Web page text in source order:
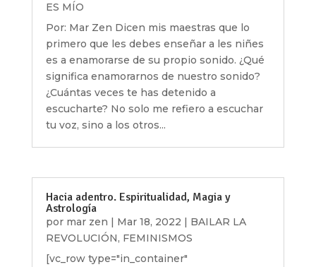
ES MÍO
Por: Mar Zen Dicen mis maestras que lo
primero que les debes enseñar a les niñes
es a enamorarse de su propio sonido. ¿Qué
significa enamorarnos de nuestro sonido?
¿Cuántas veces te has detenido a
escucharte? No solo me refiero a escuchar
tu voz, sino a los otros...
Hacia adentro. Espiritualidad, Magia y
Astrología
por mar zen | Mar 18, 2022 | BAILAR LA
REVOLUCIÓN, FEMINISMOS
[vc_row type="in_container"